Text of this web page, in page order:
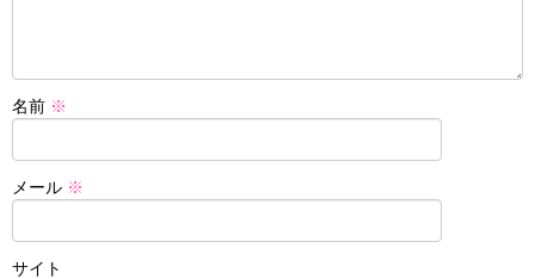
名前 ※
メール ※
サイト